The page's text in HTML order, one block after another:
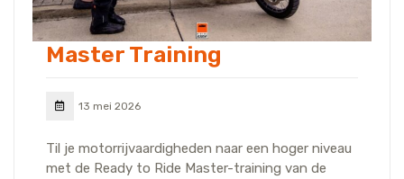
Master Training
13 mei 2026
Til je motorrijvaardigheden naar een hoger niveau
met de Ready to Ride Master-training van de